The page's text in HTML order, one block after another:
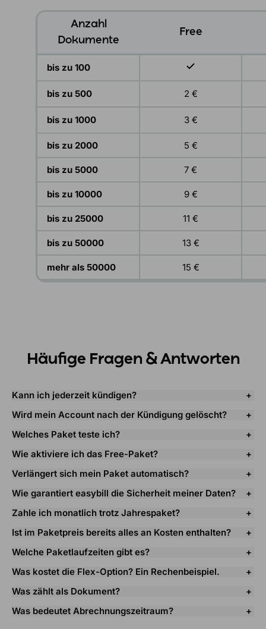
Anzahl
Dokumente
Free
bis zu 100
bis zu 500 2 €
bis zu 1000 3 €
bis zu 2000 5 €
bis zu 5000 7 €
bis zu 10000 9 €
bis zu 25000 11 €
bis zu 50000 13 €
mehr als 50000 15 €
Häufige Fragen & Antworten
Kann ich jederzeit kündigen?
Wird mein Account nach der Kündigung gelöscht?
Welches Paket teste ich?
Wie aktiviere ich das Free-Paket?
Verlängert sich mein Paket automatisch?
Wie garantiert easybill die Sicherheit meiner Daten?
Zahle ich monatlich trotz Jahrespaket?
Ist im Paketpreis bereits alles an Kosten enthalten?
Welche Paketlaufzeiten gibt es?
Was kostet die Flex-Option? Ein Rechenbeispiel.
Was zählt als Dokument?
Was bedeutet Abrechnungszeitraum?